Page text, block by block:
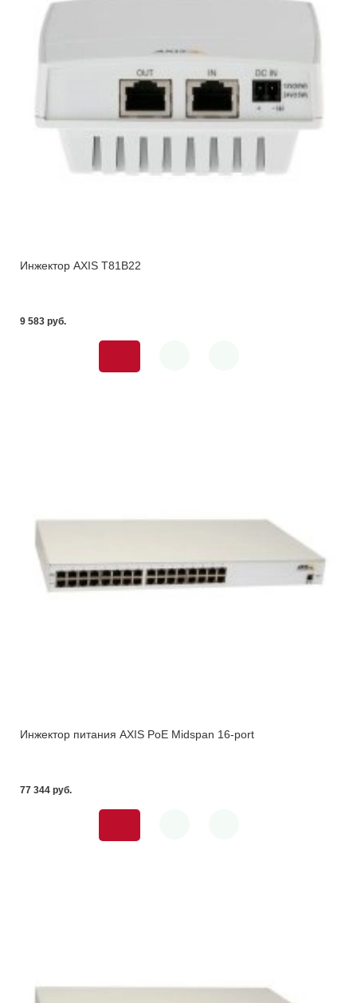
Инжектор AXIS T81B22
9 583 pуб.
Инжектор питания AXIS PoE Midspan 16-port
77 344 pуб.